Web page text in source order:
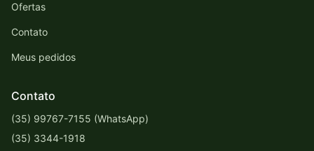
Ofertas
Contato
Meus pedidos
Contato
(35) 99767-7155 (WhatsApp)
(35) 3344-1918